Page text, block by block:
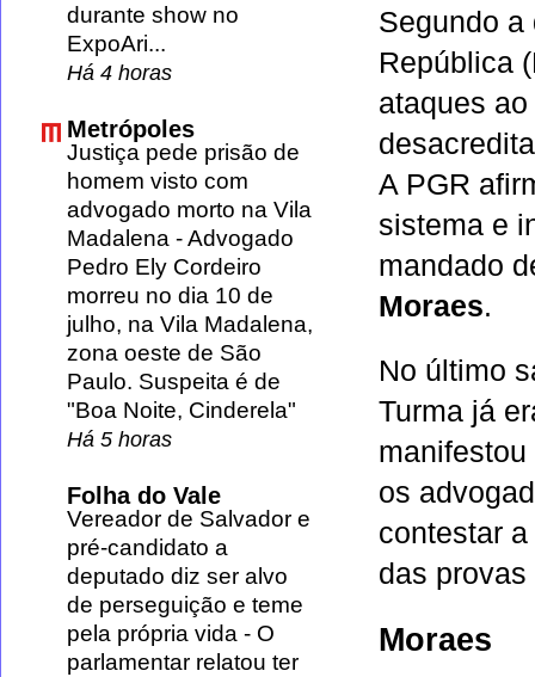
Segundo a
República
ataques
A PGR
sistema e
mandado
Moraes.
No último
Turma já
os
contestar
das
Moraes
durante show no
ExpoAri...
Há 4 horas
Metrópoles
Justiça pede prisão de
homem visto com
advogado morto na Vila
Madalena -Advogado
Pedro Ely Cordeiro
morreu no dia 10 de
julho, na Vila Madalena,
zona oeste de São
Paulo. Suspeita é de
"Boa Noite, Cinderela"
Há 5 horas
Folha do Vale
Vereador de Salvador e
pré-candidato a
deputado diz ser alvo
de perseguição e teme
pela própria vida - O
parlamentar relatou ter